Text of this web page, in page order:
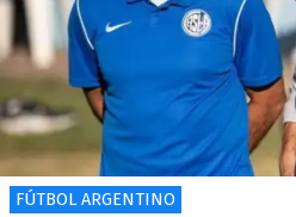
FÚTBOL ARGENTINO